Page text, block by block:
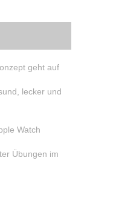
geht auf
lecker und
Watch
Übungen im